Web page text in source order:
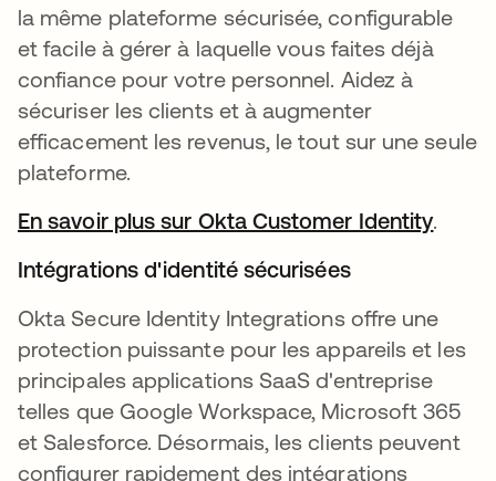
la même plateforme sécurisée, configurable
et facile à gérer à laquelle vous faites déjà
confiance pour votre personnel. Aidez à
sécuriser les clients et à augmenter
efficacement les revenus, le tout sur une seule
plateforme.
En savoir plus sur Okta Customer Identity.
Intégrations d'identité sécurisées
Okta Secure Identity Integrations offre une
protection puissante pour les appareils et les
principales applications SaaS d'entreprise
telles que Google Workspace, Microsoft 365
et Salesforce. Désormais, les clients peuvent
configurer rapidement des intégrations